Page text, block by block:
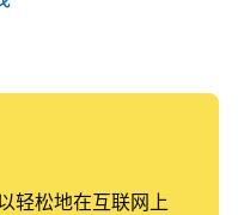
轻松地在互联网上